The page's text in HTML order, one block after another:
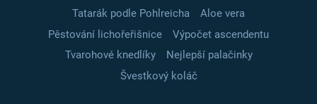
Tatarák podle Pohlreicha
Aloe vera
Pěstování lichořeřišnice
Výpočet ascendentu
Tvarohové knedlíky
Nejlepší palačinky
Švestkový koláč